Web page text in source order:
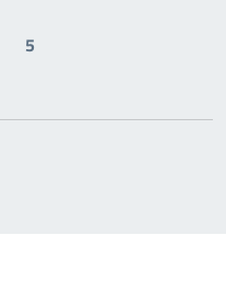
5